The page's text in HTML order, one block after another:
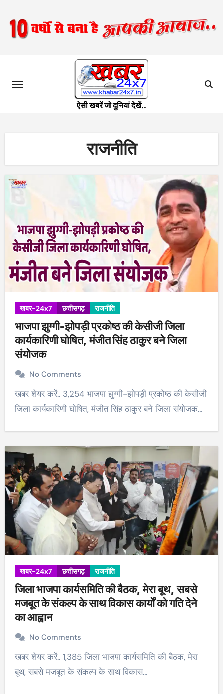
content
ऐसी खबरें जो दुनियां देखें..
राजनीति
खबर-24x7 छत्तीसगढ़ राजनीति
भाजपा झुग्गी-झोपड़ी प्रकोष्ठ की केसीजी जिला
कार्यकारिणी घोषित, मंजीत सिंह ठाकुर बने जिला
संयोजक
No Comments
खबर शेयर करें.. 3,254 भाजपा झुग्गी-झोपड़ी प्रकोष्ठ की केसीजी
जिला कार्यकारिणी घोषित, मंजीत सिंह ठाकुर बने जिला संयोजक…
खबर-24x7 छत्तीसगढ़ राजनीति
जिला भाजपा कार्यसमिति की बैठक, मेरा बूथ, सबसे
मजबूत के संकल्प के साथ विकास कार्यों को गति देने
का आह्वान
No Comments
खबर शेयर करें.. 1,385 जिला भाजपा कार्यसमिति की बैठक, मेरा
बूथ, सबसे मजबूत के संकल्प के साथ विकास…